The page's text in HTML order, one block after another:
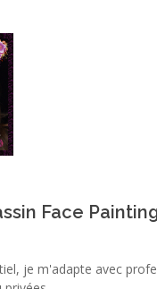
Face
je m'adapte avec